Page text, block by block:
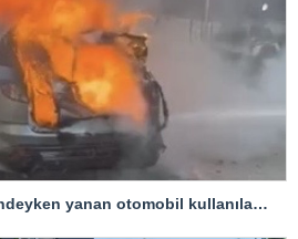
Osmaniye’de seyir halindeyken yanan otomobil kullanılamaz hale geldi